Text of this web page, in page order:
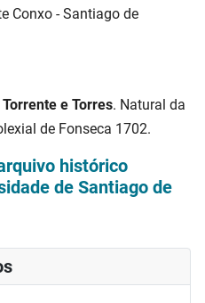
Conxo - Santiago de
e Torres. Natural da
de Fonseca 1702.
histórico
de Santiago de